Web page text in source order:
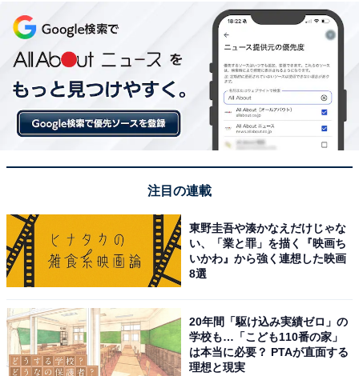
注目の連載
東野圭吾や湊かなえだけじゃな
い、「業と罪」を描く『映画ち
いかわ』から強く連想した映画
8選
20年間「駆け込み実績ゼロ」の
学校も…「こども110番の家」
は本当に必要？ PTAが直面する
理想と現実